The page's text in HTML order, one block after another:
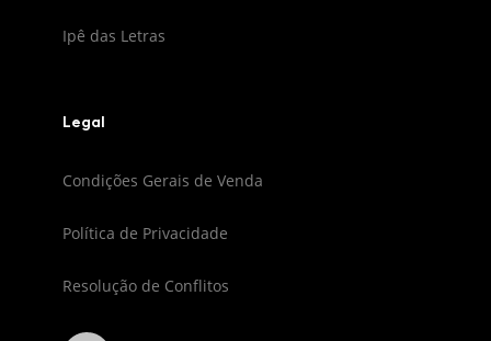
Ipê das Letras
Legal
Condições Gerais de Venda
Política de Privacidade
Resolução de Conflitos